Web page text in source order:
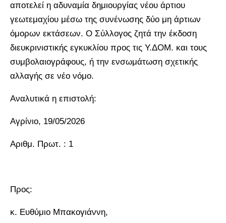
αποτελεί η αδυναμία δημιουργίας νέου άρτιου
γεωτεμαχίου μέσω της συνένωσης δύο μη άρτιων
όμορων εκτάσεων. Ο Σύλλογος ζητά την έκδοση
διευκρινιστικής εγκυκλίου προς τις Υ.ΔΟΜ. και τους
συμβολαιογράφους, ή την ενσωμάτωση σχετικής
αλλαγής σε νέο νόμο.
Αναλυτικά η επιστολή:
Αγρίνιο, 19/05/2026
Αριθμ. Πρωτ. : 1
Προς:
κ. Ευθύμιο Μπακογιάννη,